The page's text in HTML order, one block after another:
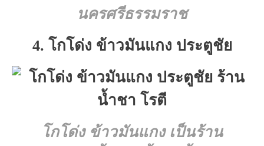
นครศรีธรรมราช
4. โกโด่ง ข้าวมันแกง ประตูชัย
โกโด่ง ข้าวมันแกงเป็นร้าน